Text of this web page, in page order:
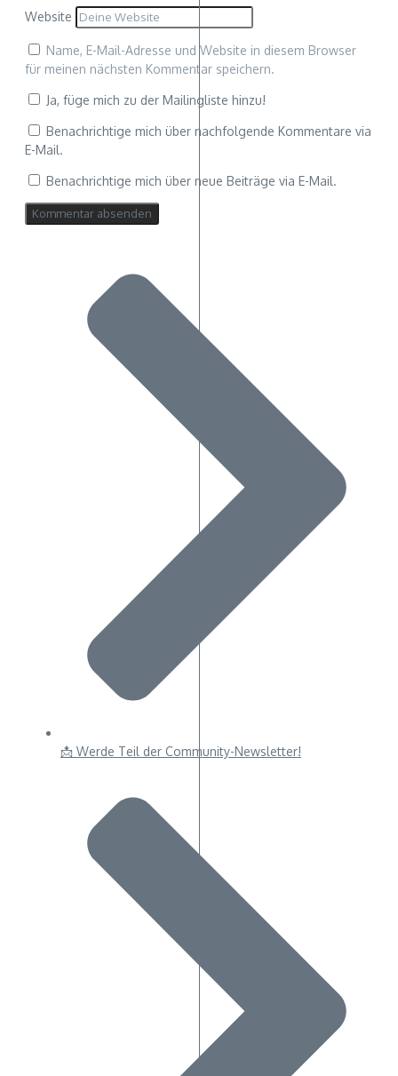
Website
Name, E-Mail-Adresse und Website in diesem Browser
für meinen nächsten Kommentar speichern.
Ja, füge mich zu der Mailingliste hinzu!
Benachrichtige mich über nachfolgende Kommentare via
E-Mail.
Benachrichtige mich über neue Beiträge via E-Mail.
📩 Werde Teil der Community-Newsletter!